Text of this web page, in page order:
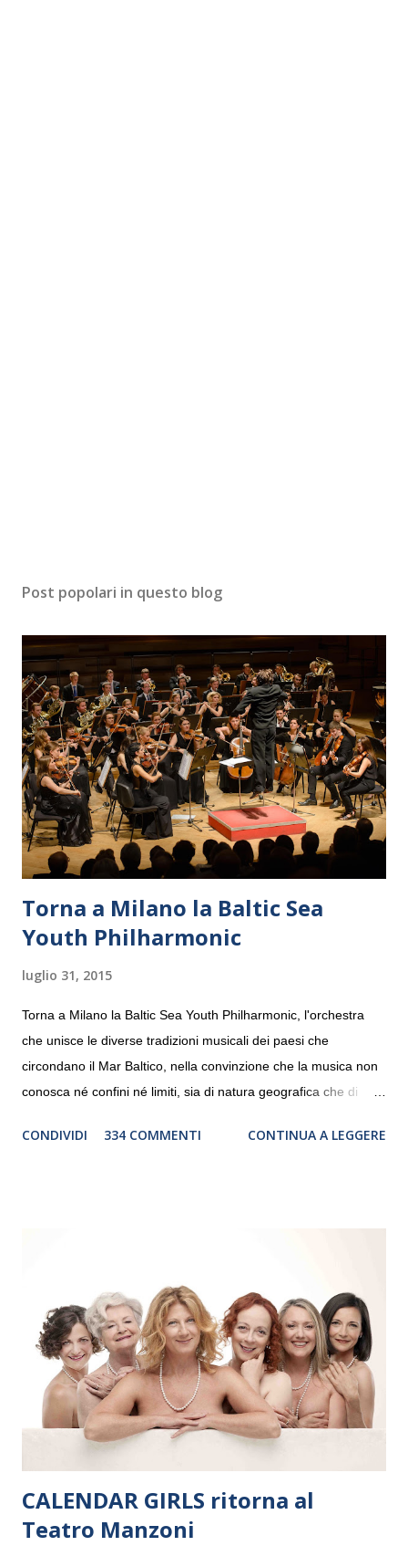
Post popolari in questo blog
Torna a Milano la Baltic Sea
Youth Philharmonic
luglio 31, 2015
Torna a Milano la Baltic Sea Youth Philharmonic, l'orchestra
che unisce le diverse tradizioni musicali dei paesi che
circondano il Mar Baltico, nella convinzione che la musica non
conosca né confini né limiti, sia di natura geografica che di
debutterà il 10 settembre a Heiden, in Germania, e toccherà, in
“Settembre dell’Accademia” dove si esibirà per il secondo anno
consecutivo. Il pubblico milanese avrà il piacere di applaudire i
giovani artisti della Baltic Sea Youth Philharmonic per la quarta
volta. L’orchestra, fondata nel 2008 da Kristjan Järvi (affiancato
da un prestigioso consiglio di consulent...
CONDIVIDI 334 COMMENTI CONTINUA A LEGGERE
CALENDAR GIRLS ritorna al
Teatro Manzoni